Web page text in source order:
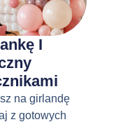
I
na girlandę
z gotowych